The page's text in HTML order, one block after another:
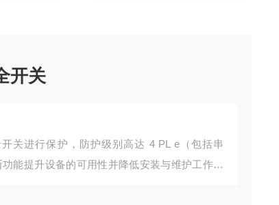
开关
关进行保护，防护级别高达 4 PL e（包括串
能提升设备的可用性并降低安装与维护工作。